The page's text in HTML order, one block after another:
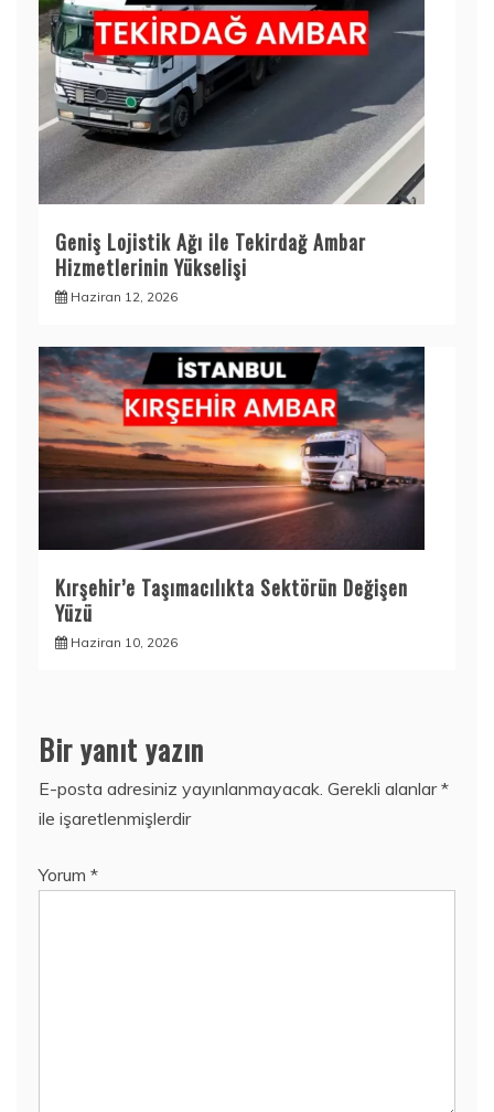
Geniş Lojistik Ağı ile Tekirdağ Ambar
Hizmetlerinin Yükselişi
Haziran 12, 2026
Kırşehir’e Taşımacılıkta Sektörün Değişen
Yüzü
Haziran 10, 2026
Bir yanıt yazın
E-posta adresiniz yayınlanmayacak. Gerekli alanlar*
ile işaretlenmişlerdir
Yorum *